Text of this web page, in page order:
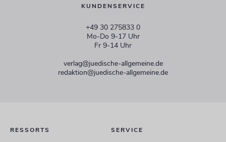
KUNDENSERVICE
+49 30 275833 0
Mo-Do 9-17 Uhr
Fr 9-14 Uhr
verlag@juedische-allgemeine.de
redaktion@juedische-allgemeine.de
RESSORTS SERVICE